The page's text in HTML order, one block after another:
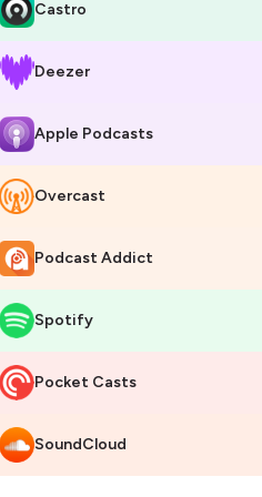
Georges Perec à Vernor Vinge, en
dans la découverte d’un
par notre équipe de
en public ces épisodes, à
Tout autour, installé
scientifiques importantes et
texte tandis que notre réalisateur,
conçu sur mesure.
munissez-vous de vos
1 :
2– « Aux tréfonds du ciel »,
3
4
5– « Correspondance » de
6
Castro
Deezer
Apple Podcasts
Overcast
Podcast Addict
Spotify
Pocket Casts
SoundCloud